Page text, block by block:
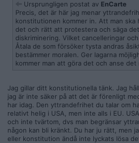
Ursprungligen postat av EnCarte
Precis, det är här jag menar
konstitutionen kommer in. Att man ska
det och rätt att protestera och säga
diskriminering. Vilket cancelleringar
Åtala de som försöker tysta andras
bestämmer moralen. Ger lagarna
kommer man att göra det och anse det
Jag gillar ditt konstitutionella tänk. Jag
jag är inte säker på att det är förenligt
har idag. Den yttrandefrihet du talar om
relativt helig i USA, men inte alls i EU.
och inte tvärtom, dvs man begränsar
någon kan bli kränkt. Du har ju rätt, men
eller konstitution ändå inte lyckats lösa